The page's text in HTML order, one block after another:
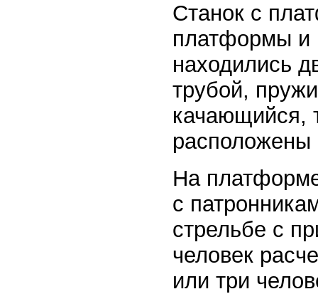
Станок с
платформы и
находились
трубой,
качающийся,
На
с
стрельбе с
человек
или три